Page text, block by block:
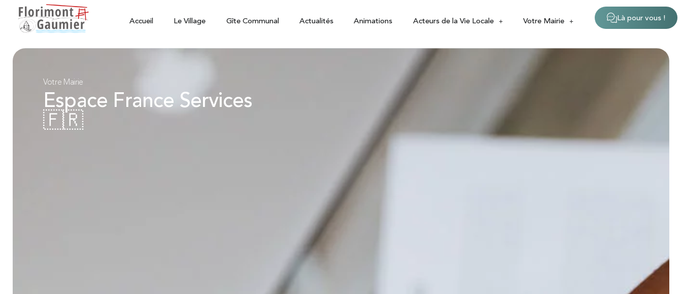
Accueil Le Village Gîte Communal Actualités Animations Acteurs de la Vie Locale Votre Mairie Là pour vous !
Votre Mairie
Espace France Services
🇫🇷